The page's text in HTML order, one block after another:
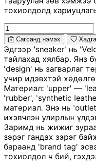
тохиолдолд
Сагсанд нэмэх
Эдгээр 'sneaker' нь
тайлахад хялбар. Янз
'design' нь загварлаг
учир идэвхтэй
Материал: 'upper' —
'rubber', 'synthetic
материал. Энэ нь
ихэвчлэн улирлын
Заримд нь жижиг
зэрэг гандах зэрэг
бараанд 'brand tag'
тохиолдол ч бий,